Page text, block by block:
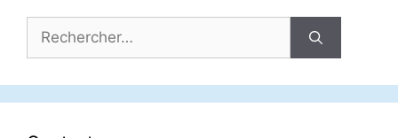
Rechercher :